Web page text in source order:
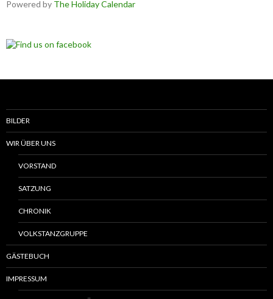
Powered by The Holiday Calendar
BILDER
WIR ÜBER UNS
VORSTAND
SATZUNG
CHRONIK
VOLKSTANZGRUPPE
GÄSTEBUCH
IMPRESSUM